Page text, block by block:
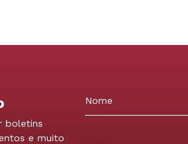
boletins
e muito